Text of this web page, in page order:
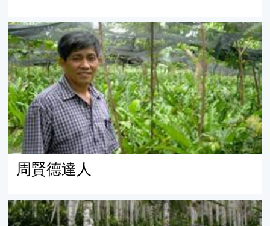
周賢德達人
周賢德達人
盛台秋達人